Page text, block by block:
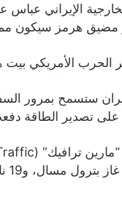
الإيراني
مضيق هرمز سيكون
الحرب الأمريكي
ستسمح بمرور
على تصدير الطاقة